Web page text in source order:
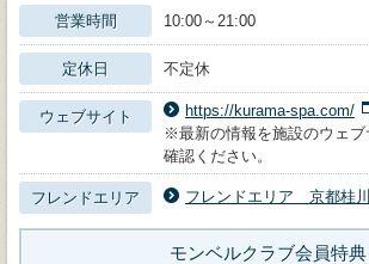
営業時間 10:00～21:00
定休日 不定休
ウェブサイト
https://kurama-spa.com/
※最新の情報を施設のウェ
確認ください。
フレンドエリア フレンドエリア 京都桂
モンベルクラブ会員特典